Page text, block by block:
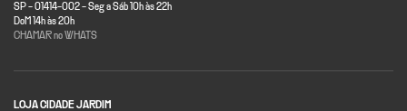
SP - 01414-002 - Seg a Sáb 10h às 22h
DoM 14h às 20h
CHAMAR no WHATS
LOJA CIDADE JARDIM